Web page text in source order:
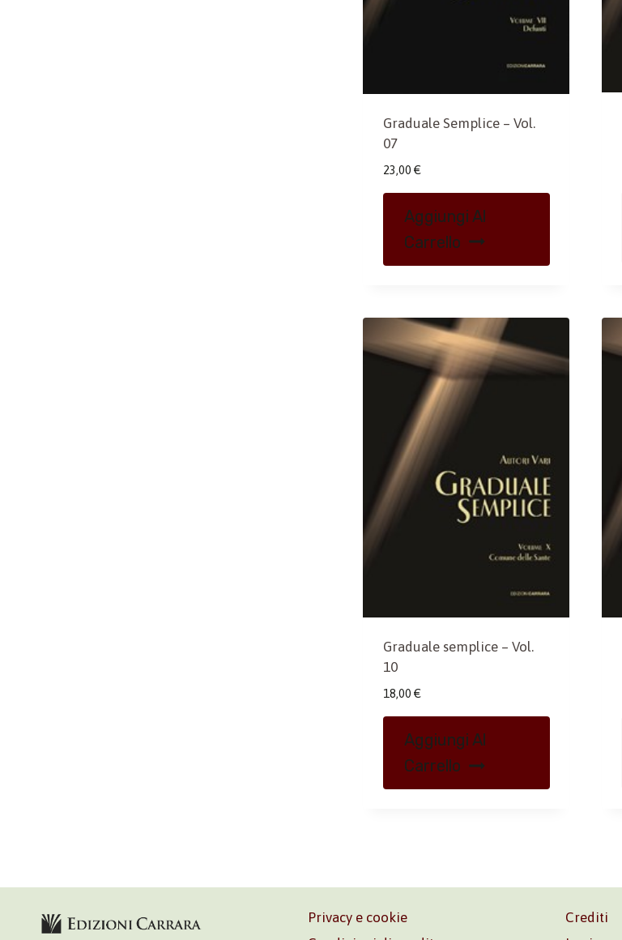
Graduale Semplice – Vol.
07
23,00 €
Aggiungi Al
Carrello
Graduale semplice – Vol.
10
18,00 €
Aggiungi Al
Carrello
Privacy e cookie
Crediti